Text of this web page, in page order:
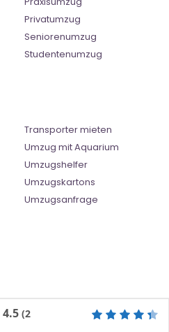
Privatumzug
Seniorenumzug
Studentenumzug
Transporter mieten
Umzug mit Aquarium
Umzugshelfer
Umzugskartons
Umzugsanfrage
4.5 (2